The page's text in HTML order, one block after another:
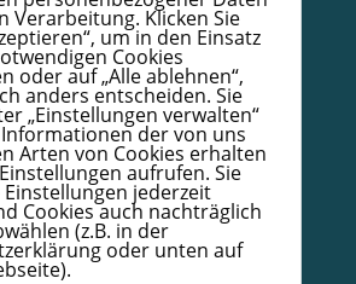
mit Goldrand – Bestellformular
Babycoach
und um Warendorf
Inh. Detlef
vorbehalten
Verarbeitung. Klicken Sie
um in den Einsatz
Cookies
oder auf „Alle ablehnen“,
anders entscheiden. Sie
„Einstellungen verwalten“
der von uns
Arten von Cookies erhalten
aufrufen. Sie
jederzeit
Cookies auch nachträglich
(z.B. in der
oder unten auf